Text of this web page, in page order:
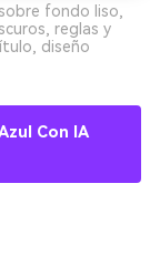
fondo liso,
reglas y
diseño
Con IA